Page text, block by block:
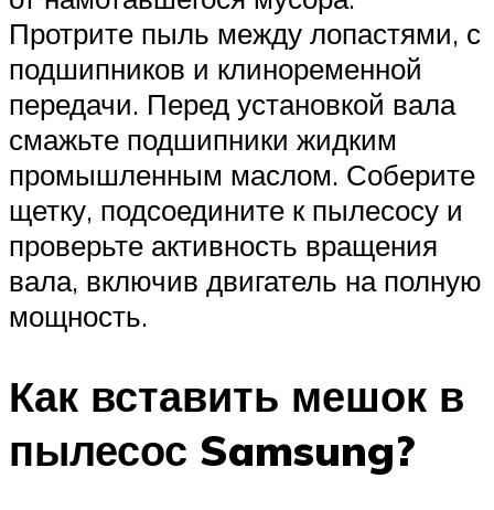
Протрите пыль между лопастями, с
подшипников и клиноременной
передачи. Перед установкой вала
смажьте подшипники жидким
промышленным маслом. Соберите
щетку, подсоедините к пылесосу и
проверьте активность вращения
вала, включив двигатель на полную
мощность.
Как вставить мешок в
пылесос Samsung?